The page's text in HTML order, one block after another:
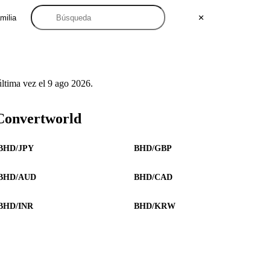
✕
vez el 9 ago 2026.
JPY BHD/GBP
AUD BHD/CAD
INR BHD/KRW